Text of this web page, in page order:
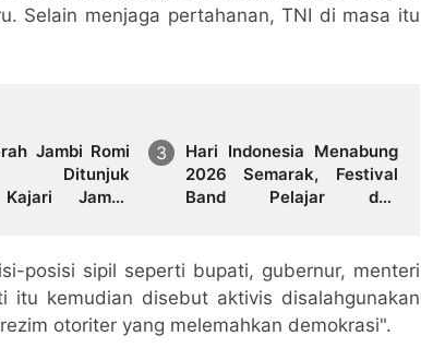
Selain menjaga pertahanan, TNI di masa itu
Jambi Romi
Ditunjuk
Jambi,
Hari Indonesia Menabung
2026 Semarak, Festival
Band Pelajar dan
Banjuran Budayo,
Spontaneus Band Raih
Juara 2
posisi sipil seperti bupati, gubernur, menteri
itu kemudian disebut aktivis disalahgunakan
otoriter yang melemahkan demokrasi".